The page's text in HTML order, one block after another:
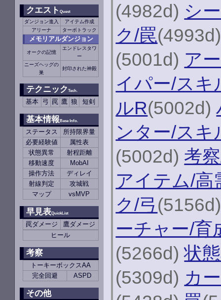
クエストQuest
ダンジョン進入
アイテム作成
アリーナ
ターボトラック
メモリアルダンジョン
オークの記憶
エンドレスタワ
ー
ニーズヘッグの
巣
封印された神殿
テクニックTech.
基本 弓 罠 鷹 狼 短剣
基本情報Base Info.
ステータス
所持限界量
必要経験値
属性表
状態異常
射程距離
移動速度
MobAI
操作方法
ディレイ
射線判定
攻城戦
マップ
vsMVP
早見表QuickList
罠ダメージ
鷹ダメージ
ヒール
考察
トーキーボックスAA
完全回避
ASPD
その他
(4982d) シ
ク/罠
(5001d) ア
イパー/スキ
ルR(5002d)
ンター/スキ
(5002d) 考
アイテム/高
ク/弓
ーチャー/育
(5266d)状
(5309d) カ